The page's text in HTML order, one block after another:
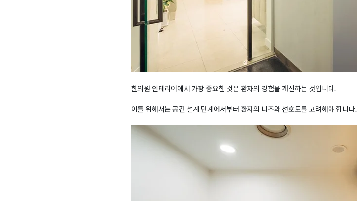
한의원 인테리어에서 가장 중요한 것은 환자의 경험을 개선하는 것입니다.
이를 위해서는 공간 설계 단계에서부터 환자의 니즈와 선호도를 고려해야 합니다.